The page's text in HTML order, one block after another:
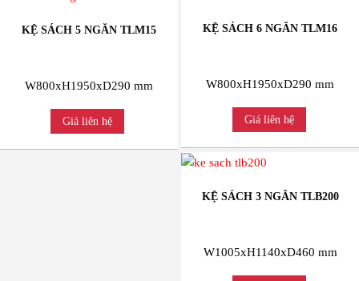
KỆ SÁCH 5 NGĂN TLM15
W800xH1950xD290 mm
Giá liên hệ
KỆ SÁCH 6 NGĂN TLM16
W800xH1950xD290 mm
Giá liên hệ
KỆ SÁCH 3 NGĂN TLB200
W1005xH1140xD460 mm